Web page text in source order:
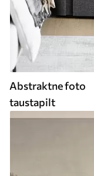
Abstraktne foto
taustapilt